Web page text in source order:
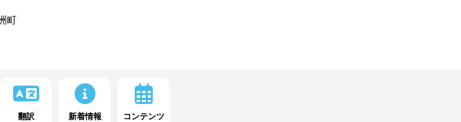
翻訳 新着情報 コンテンツ